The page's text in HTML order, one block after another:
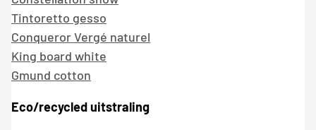
Tintoretto gesso
Conqueror Vergé naturel
King board white
Gmund cotton
Eco/recycled uitstraling